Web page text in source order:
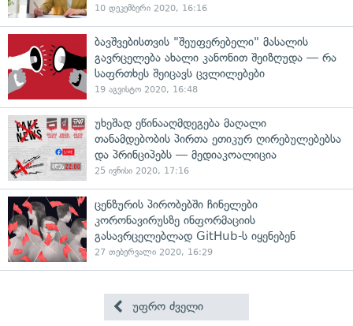
10 დეკემბერი 2020, 16:16
ბავშვებისთვის "შეუფერებელი" მასალის
გავრცელება ახალი კანონით შეიზღუდა — რა
საფრთხეს შეიცავს ცვლილებები
19 აგვისტო 2020, 16:48
უხეშად ეწინააღმდეგება მაღალი
თანამდებობის პირთა ეთიკურ ღირებულებებსა
და პრინციპებს — მედიაკოალიცია
25 ივნისი 2020, 17:16
ცენზურის პირობებში ჩინელები
კორონავირუსზე ინფორმაციის
გასავრცელებლად GitHub-ს იყენებენ
27 თებერვალი 2020, 16:29
უფრო ძველი